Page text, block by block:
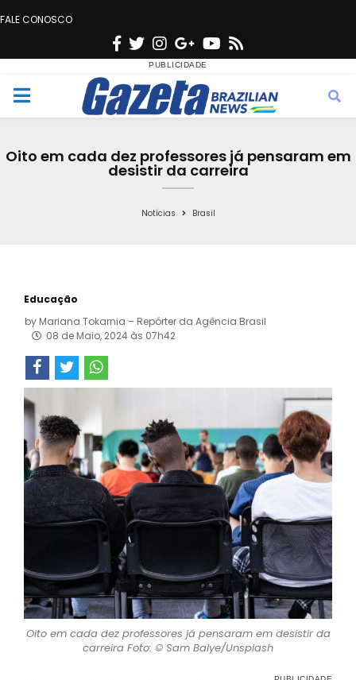
FALE CONOSCO
F
c
e
o
T
w
i
t
e
n
s
t
g
r
a
G
o
o
g
e
Y
u
t
b
s
M
Oito em cada dez professores já pensaram em
desistir da carreira
Notícias Brasil
Educação
by Mariana Tokarnia – Repórter da Agência Brasil
08 de Maio, 2024 às 07h42
Oito em cada dez professores já pensaram em desistir da
carreira Foto: © Sam Balye/Unsplash